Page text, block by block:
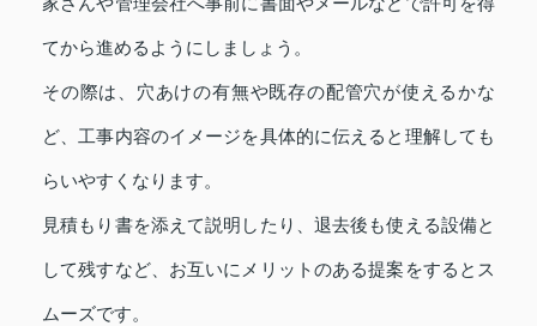
てから進めるようにしましょう。
その際は、穴あけの有無や既存の配管穴が使えるかな
ど、工事内容のイメージを具体的に伝えると理解しても
らいやすくなります。
見積もり書を添えて説明したり、退去後も使える設備と
して残すなど、お互いにメリットのある提案をするとス
ムーズです。